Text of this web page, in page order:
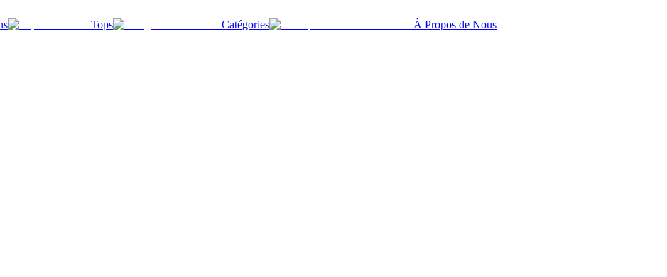
Tops Catégories À Propos de Nous